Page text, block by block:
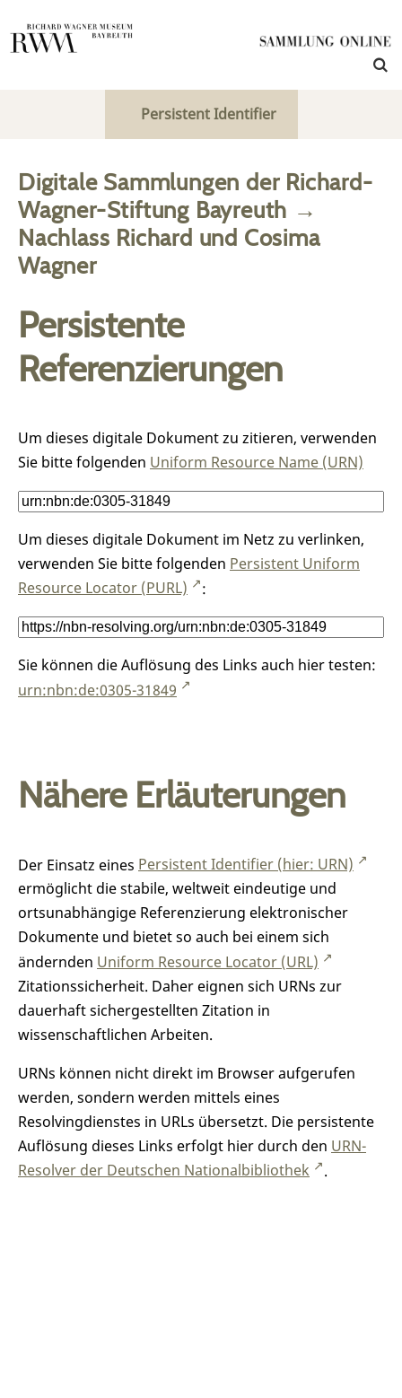
Persistent Identifier
Digitale Sammlungen der Richard-
Wagner-Stiftung Bayreuth →
Nachlass Richard und Cosima
Wagner
Persistente
Referenzierungen
Um dieses digitale Dokument zu zitieren, verwenden
Sie bitte folgenden Uniform Resource Name (URN)
Um dieses digitale Dokument im Netz zu verlinken,
verwenden Sie bitte folgenden Persistent Uniform
Resource Locator (PURL)
:
Sie können die Auflösung des Links auch hier testen:
urn:nbn:de:0305-31849
Nähere Erläuterungen
Der Einsatz eines Persistent Identifier (hier: URN)
ermöglicht die stabile, weltweit eindeutige und
ortsunabhängige Referenzierung elektronischer
Dokumente und bietet so auch bei einem sich
ändernden Uniform Resource Locator (URL)
Zitationssicherheit. Daher eignen sich URNs zur
dauerhaft sichergestellten Zitation in
wissenschaftlichen Arbeiten.
URNs können nicht direkt im Browser aufgerufen
werden, sondern werden mittels eines
Resolvingdienstes in URLs übersetzt. Die persistente
Auflösung dieses Links erfolgt hier durch den URN-
Resolver der Deutschen Nationalbibliothek
.